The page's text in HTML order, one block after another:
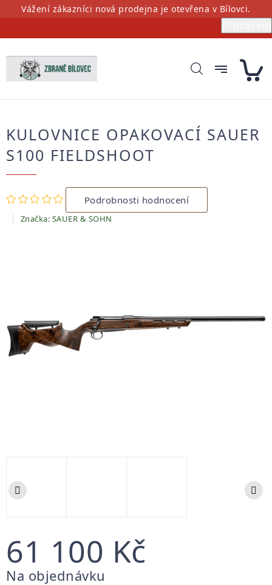
PřejítVážení zákazníci nová prodejna je otevřena v Bílovci.
KULOVNICE OPAKOVACÍ SAUER
S100 FIELDSHOOT
Průměrné
hodnocení
produktu
je
Podrobnosti hodnocení
Značka: SAUER & SOHN
61 100 Kč
Měrná
Na objednávku